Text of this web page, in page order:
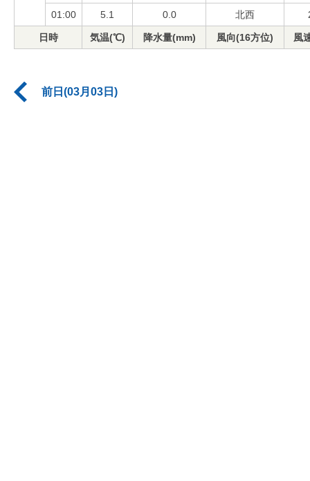
01:00 5.1 0.0 北西
日時 気温(℃) 降水量(mm) 風向(16方位) 風
前日(03月03日)